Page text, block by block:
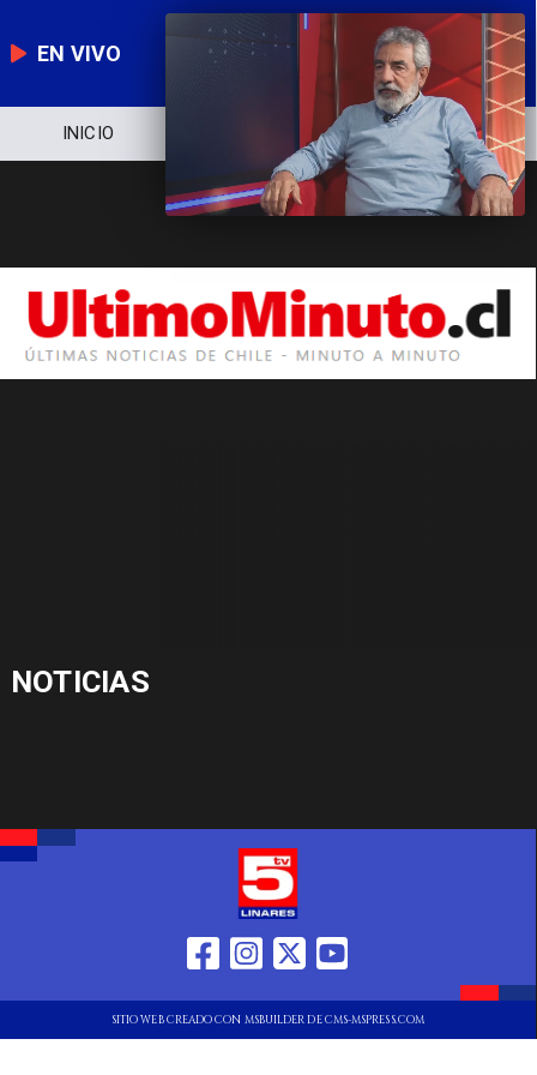
EN VIVO
INICIO NOTICIERO POLÍTICA
NOTICIAS
SITIO WEB CREADO CON MSBUILDER DE CMS-MSPRESS.COM